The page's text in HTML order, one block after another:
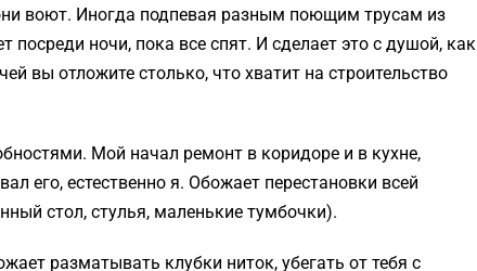
воют. Иногда подпевая разным поющим трусам из
посреди ночи, пока все спят. И сделает это с душой, как
вы отложите столько, что хватит на строительство
Мой начал ремонт в коридоре и в кухне,
его, естественно я. Обожает перестановки всей
стол, стулья, маленькие тумбочки).
разматывать клубки ниток, убегать от тебя с